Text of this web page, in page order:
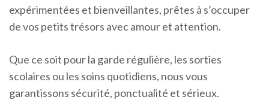
expérimentées et bienveillantes, prêtes à s’occuper
de vos petits trésors avec amour et attention.
Que ce soit pour la garde régulière, les sorties
scolaires ou les soins quotidiens, nous vous
garantissons sécurité, ponctualité et sérieux.